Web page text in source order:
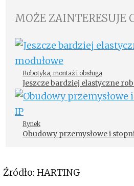
MOŻE ZAINTERESUJE
Robotyka, montaż i obsługa
Jeszcze bardziej elastyczne
Rynek
Obudowy przemysłowe i
Źródło: HARTING